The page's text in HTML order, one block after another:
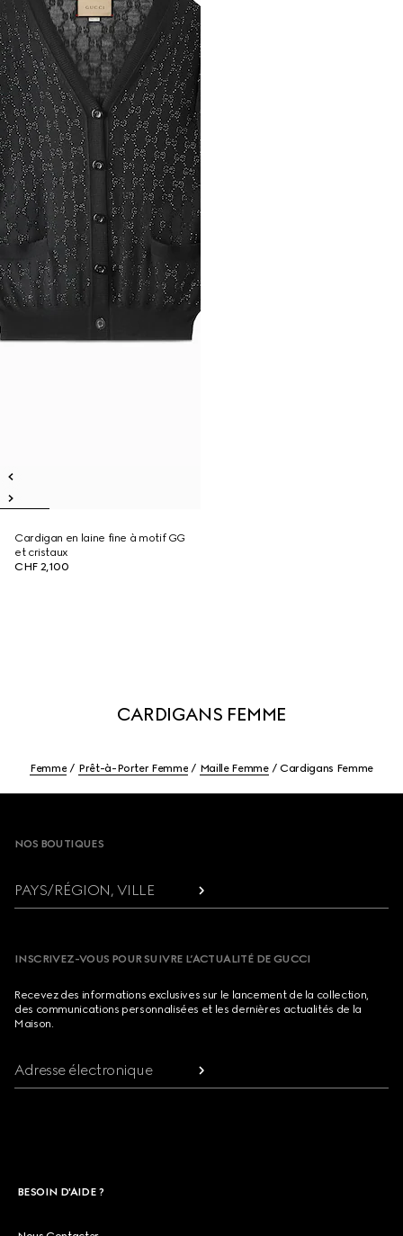
Cardigan en laine fine à motif GG
et cristaux
CHF 2,100
CARDIGANS FEMME
Femme Prêt-à-Porter Femme Maille Femme Cardigans Femme
NOS BOUTIQUES
PAYS/RÉGION, VILLE
INSCRIVEZ-VOUS POUR SUIVRE L’ACTUALITÉ DE GUCCI
Recevez des informations exclusives sur le lancement de la collection,
des communications personnalisées et les dernières actualités de la
Maison.
Adresse électronique
BESOIN D'AIDE ?